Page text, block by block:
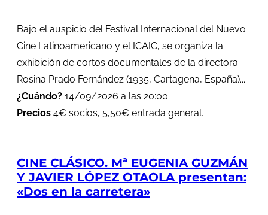
Bajo el auspicio del Festival Internacional del Nuevo
Cine Latinoamericano y el ICAIC, se organiza la
exhibición de cortos documentales de la directora
Rosina Prado Fernández (1935, Cartagena, España)...
¿Cuándo? 14/09/2026 a las 20:00
Precios 4€ socios, 5,50€ entrada general.
CINE CLÁSICO. Mª EUGENIA GUZMÁN
Y JAVIER LÓPEZ OTAOLA presentan:
«Dos en la carretera»